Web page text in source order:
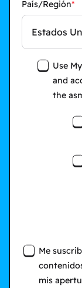
País/Región
Estados
Use
and
the
Me
mis